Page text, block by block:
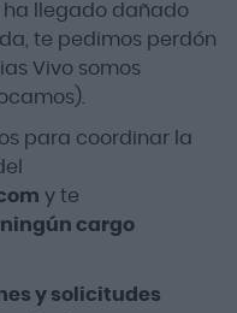
ha llegado dañado
te pedimos perdón
Vivo somos
para coordinar la
y te
cargo
y solicitudes